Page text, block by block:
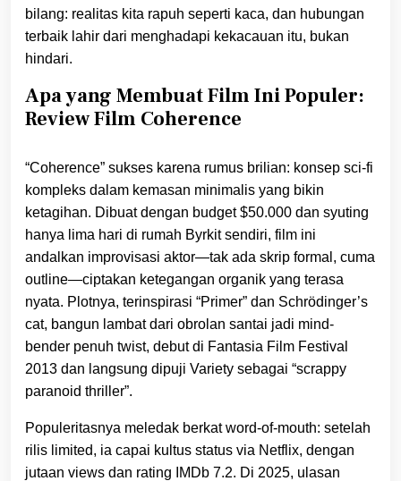
bilang: realitas kita rapuh seperti kaca, dan hubungan
terbaik lahir dari menghadapi kekacauan itu, bukan
hindari.
Apa yang Membuat Film Ini Populer:
Review Film Coherence
“Coherence” sukses karena rumus brilian: konsep sci-fi
kompleks dalam kemasan minimalis yang bikin
ketagihan. Dibuat dengan budget $50.000 dan syuting
hanya lima hari di rumah Byrkit sendiri, film ini
andalkan improvisasi aktor—tak ada skrip formal, cuma
outline—ciptakan ketegangan organik yang terasa
nyata. Plotnya, terinspirasi “Primer” dan Schrödinger’s
cat, bangun lambat dari obrolan santai jadi mind-
bender penuh twist, debut di Fantasia Film Festival
2013 dan langsung dipuji Variety sebagai “scrappy
paranoid thriller”.
Populeritasnya meledak berkat word-of-mouth: setelah
rilis limited, ia capai kultus status via Netflix, dengan
jutaan views dan rating IMDb 7.2. Di 2025, ulasan